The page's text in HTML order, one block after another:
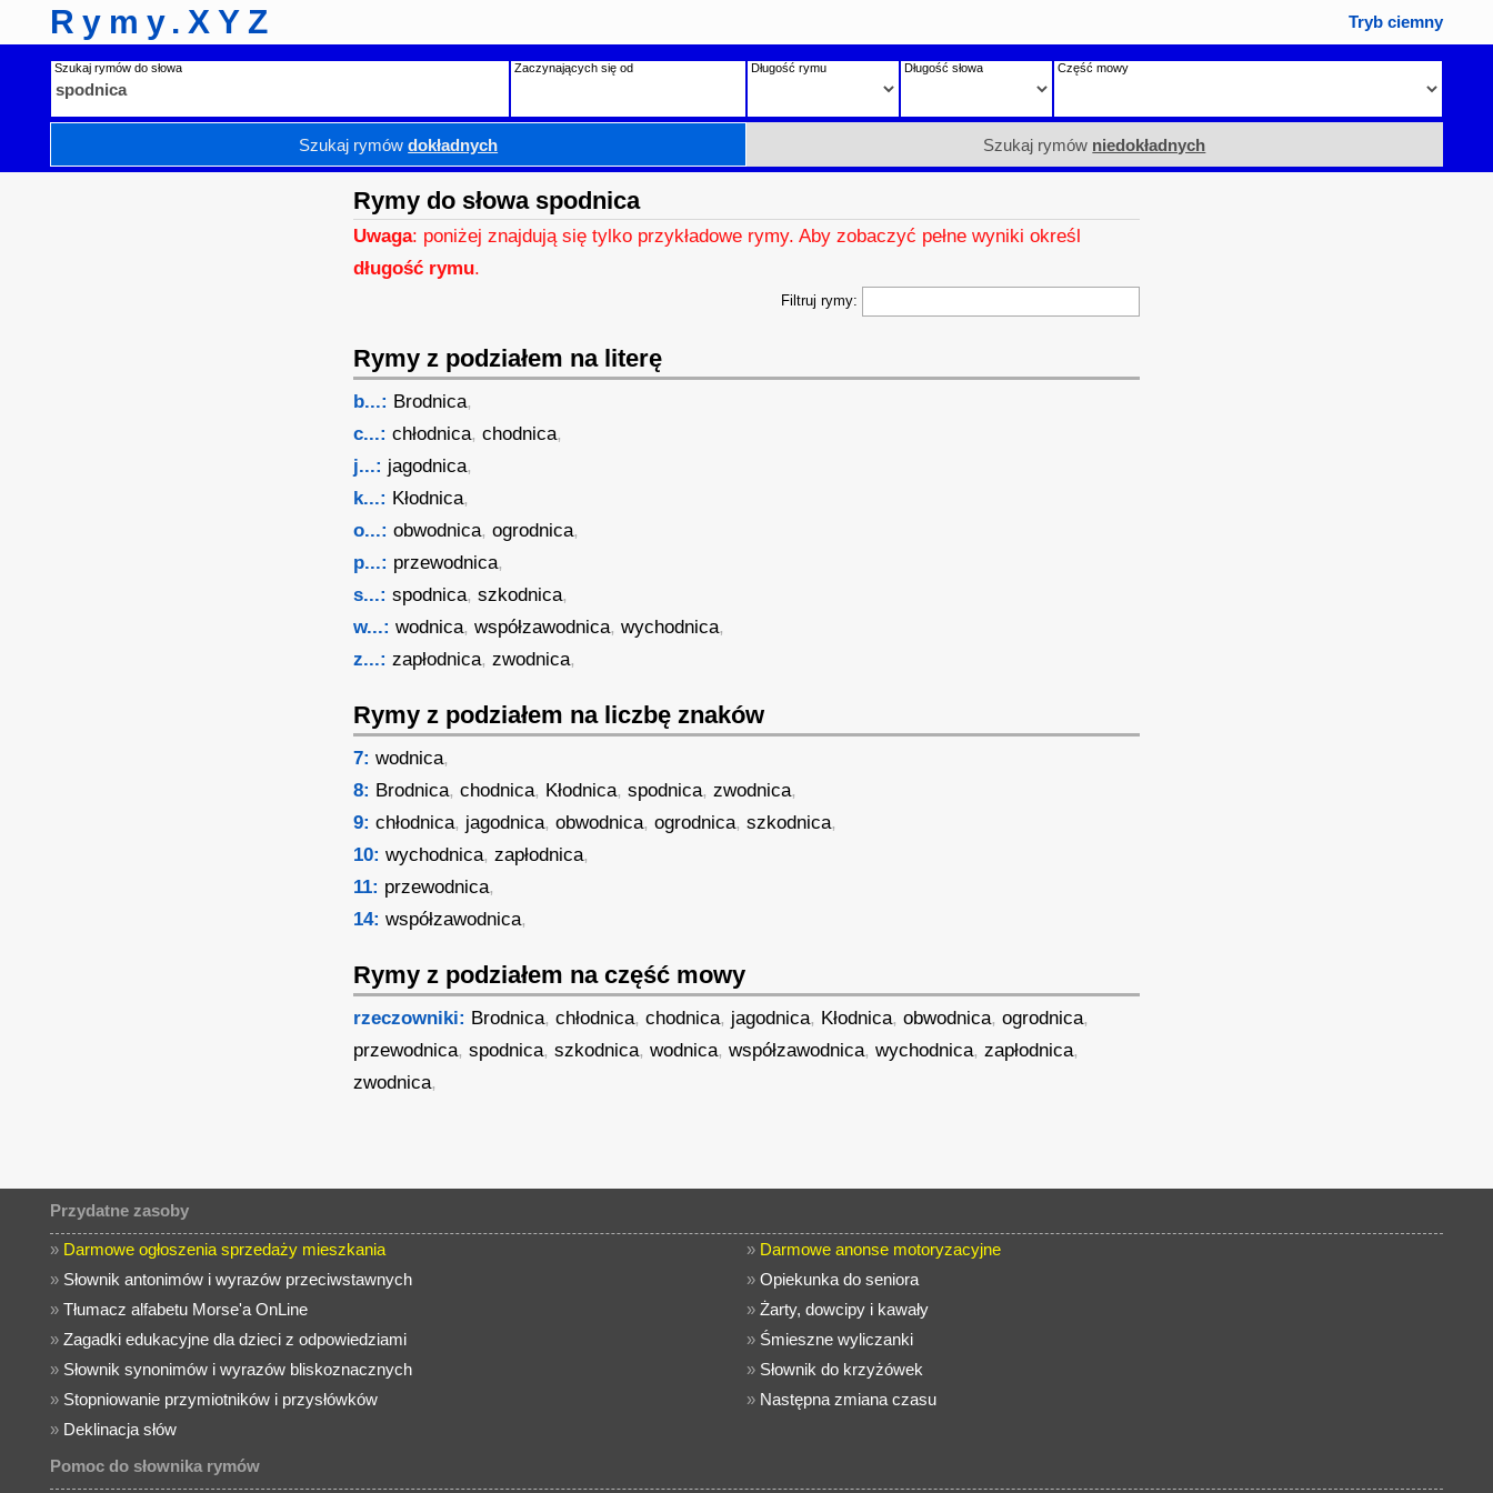
Rymy.XYZ Tryb ciemny
Szukaj rymów do słowa Zaczynających się od Długość rymu Długość słowa Część mowy
Szukaj rymówdokładnych Szukaj rymów niedokładnych
Rymy do słowa spodnica
Uwaga: poniżej znajdują się tylko przykładowe rymy. Aby zobaczyć pełne wyniki określ
długość rymu.
Filtruj rymy:
Rymy z podziałem na literę
b...: Brodnica,
c...: chłodnica,chodnica,
j...: jagodnica,
k...: Kłodnica,
o...: obwodnica,ogrodnica,
p...: przewodnica,
s...: spodnica,szkodnica,
w...: wodnica,współzawodnica,wychodnica,
z...: zapłodnica,zwodnica,
Rymy z podziałem na liczbę znaków
7: wodnica,
8: Brodnica,chodnica, Kłodnica,spodnica,zwodnica,
9: chłodnica, jagodnica,obwodnica,ogrodnica,szkodnica,
10: wychodnica,zapłodnica,
11: przewodnica,
14: współzawodnica,
Rymy z podziałem na część mowy
rzeczowniki: Brodnica,chłodnica,chodnica, jagodnica, Kłodnica,obwodnica,ogrodnica,
przewodnica,spodnica,szkodnica,wodnica,współzawodnica,wychodnica,zapłodnica,
zwodnica,
Przydatne zasoby
» Darmowe ogłoszenia sprzedaży mieszkania » Darmowe anonse motoryzacyjne
» Słownik antonimów i wyrazów przeciwstawnych » Opiekunka do seniora
»Tłumacz alfabetu Morse'a OnLine » Żarty, dowcipy i kawały
»Zagadki edukacyjne dla dzieci z odpowiedziami » Śmieszne wyliczanki
» Słownik synonimów i wyrazów bliskoznacznych » Słownik do krzyżówek
» Stopniowanie przymiotników i przysłówków » Następna zmiana czasu
» Deklinacja słów
Pomoc do słownika rymów